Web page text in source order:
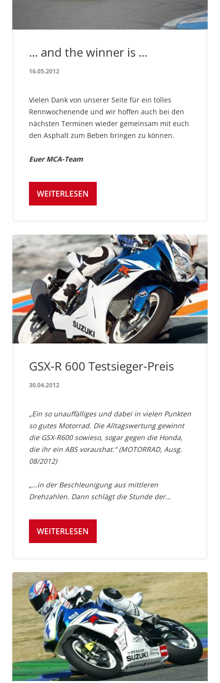
... and the winner is ...
16.05.2012
Vielen Dank von unserer Seite für ein tolles
Rennwochenende und wir hoffen auch bei den
nächsten Terminen wieder gemeinsam mit euch
den Asphalt zum Beben bringen zu können.
Euer MCA-Team
WEITERLESEN
GSX-R 600 Testsieger-Preis
30.04.2012
„Ein so unauffälliges und dabei in vielen Punkten
so gutes Motorrad. Die Alltagswertung gewinnt
die GSX-R600 sowieso, sogar gegen die Honda,
die ihr ein ABS voraushat.“ (MOTORRAD, Ausg.
08/2012)
„…in der Beschleunigung aus mittleren
Drehzahlen. Dann schlägt die Stunde der…
WEITERLESEN